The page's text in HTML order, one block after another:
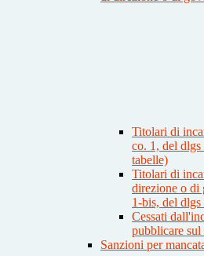
Titolari di
co. 1, del
tabelle)
Titolari di
direzione o di
1-bis, del
Cessati
pubblicare
Sanzioni per